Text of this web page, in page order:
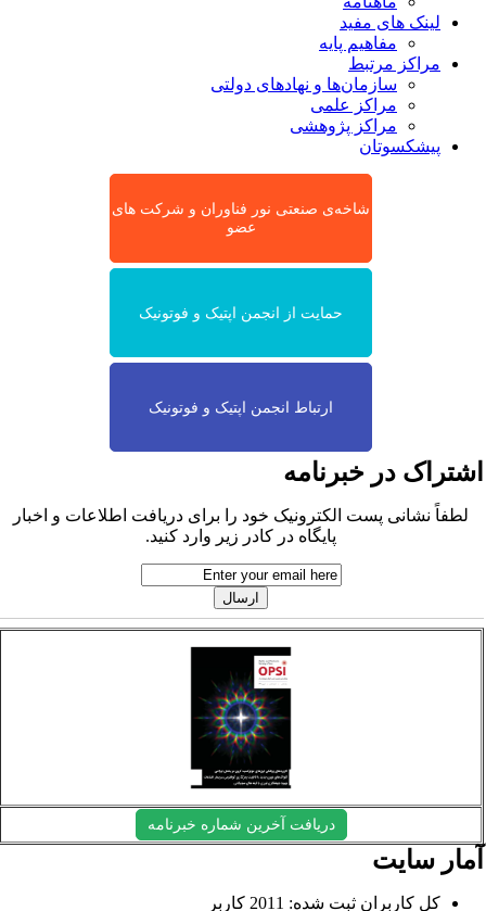
لینک های مفید
مفاهیم پایه
مراکز مرتبط
سازمان‌ها و نهادهای دولتی
مراکز علمی
مراکز پژوهشی
پیشکسوتان
شاخه‌ی صنعتی نور فناوران و شرکت های
عضو
حمایت از انجمن اپتیک و فوتونیک
ارتباط انجمن اپتیک و فوتونیک
در خبرنامه
لطفاً نشانی پست الکترونیک خود را برای دریافت اطلاعات و اخبار
پایگاه در کادر زیر وارد کنید.
دریافت آخرین شماره خبرنامه
سایت
کل کاربران ثبت شده: 2011 کاربر